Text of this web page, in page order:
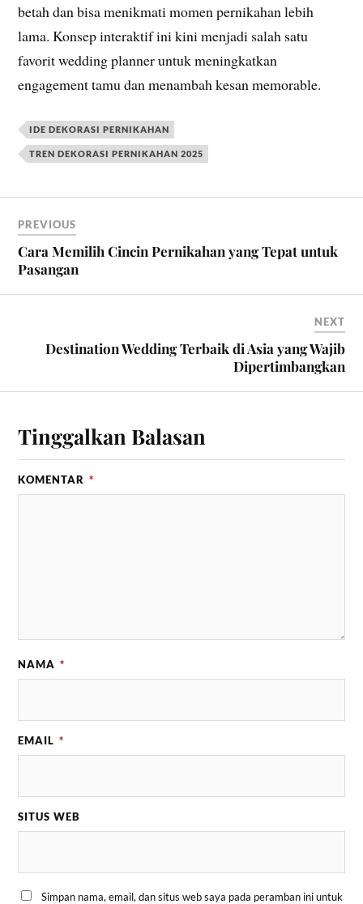
betah dan bisa menikmati momen pernikahan lebih
lama. Konsep interaktif ini kini menjadi salah satu
favorit wedding planner untuk meningkatkan
engagement tamu dan menambah kesan memorable.
IDE DEKORASI PERNIKAHAN
TREN DEKORASI PERNIKAHAN 2025
PREVIOUS
Cara Memilih Cincin Pernikahan yang Tepat untuk
Pasangan
NEXT
Destination Wedding Terbaik di Asia yang Wajib
Dipertimbangkan
Tinggalkan Balasan
KOMENTAR *
NAMA *
EMAIL *
SITUS WEB
Simpan nama, email, dan situs web saya pada peramban ini untuk